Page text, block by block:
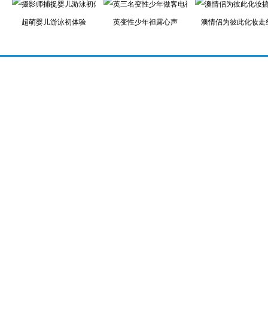
超萌婴儿游泳初体验 英变性少年袒露心声 澳情侣为彼此化妆走